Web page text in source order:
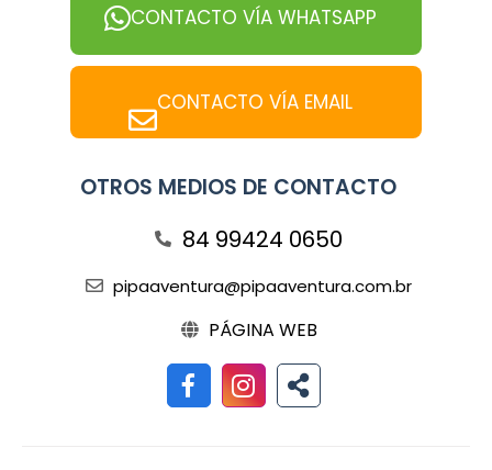
CONTACTO VÍA WHATSAPP
CONTACTO VÍA EMAIL
OTROS MEDIOS DE CONTACTO
84 99424 0650
pipaaventura@pipaaventura.com.br
PÁGINA WEB